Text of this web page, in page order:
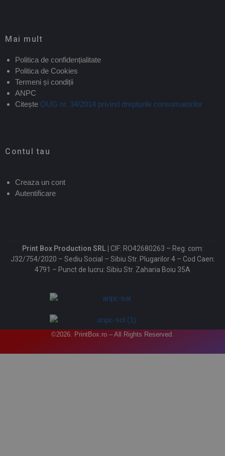
Mai mult
Politica de confidențialitate
Politica de Cookies
Termeni și condiții
ANPC
Citește OUG nr. 34/2014 privind drepturile consumatorilor
Contul tau
Creaza un cont
Autentificare
Print Box Production SRL | CIF: RO42680263 – Reg. com:
J32/754/2020 – Sediu Social – Sibiu Str. Plugarilor 4 – Cod Caen:
4791 – Punct de lucru: Sibiu Str. Zaharia Boiu 35A
©2026. PrintBox.ro – All Rights Reserved.